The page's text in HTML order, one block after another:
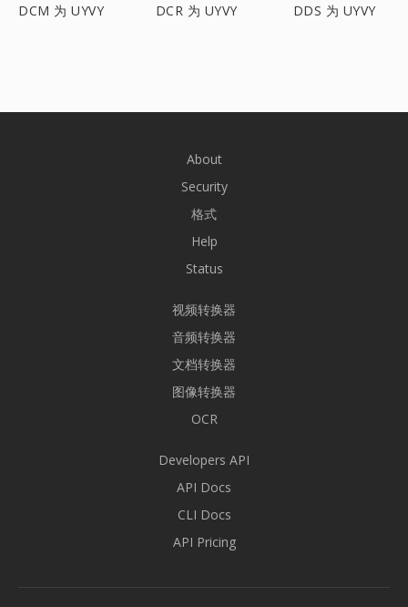
DCM 为 UYVY DCR 为 UYVY DDS 为 UYVY
About
Security
格式
Help
Status
视频转换器
音频转换器
文档转换器
图像转换器
OCR
Developers API
API Docs
CLI Docs
API Pricing